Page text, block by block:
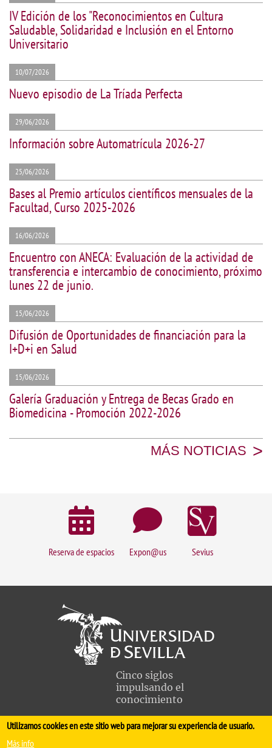
IV Edición de los "Reconocimientos en Cultura
Saludable, Solidaridad e Inclusión en el Entorno
Universitario
10/07/2026
Nuevo episodio de La Tríada Perfecta
29/06/2026
Información sobre Automatrícula 2026-27
25/06/2026
Bases al Premio artículos científicos mensuales de la
Facultad, Curso 2025-2026
16/06/2026
Encuentro con ANECA: Evaluación de la actividad de
transferencia e intercambio de conocimiento, próximo
lunes 22 de junio.
15/06/2026
Difusión de Oportunidades de financiación para la
I+D+i en Salud
15/06/2026
Galería Graduación y Entrega de Becas Grado en
Biomedicina - Promoción 2022-2026
MÁS NOTICIAS >
Reserva de espacios Expon@us Sevius
Cinco siglos
impulsando el
conocimiento
FACULTAD DE MEDICINA
Utilizamos cookies en este sitio web para mejorar su experiencia de usuario.
Más info